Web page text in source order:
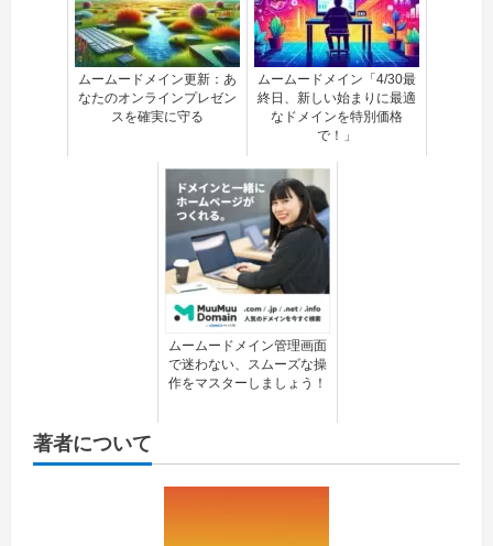
ムームードメイン更新：あ
なたのオンラインプレゼン
スを確実に守る
ムームードメイン「4/30最
終日、新しい始まりに最適
なドメインを特別価格
で！」
ムームードメイン管理画面
で迷わない、スムーズな操
作をマスターしましょう！
著者について